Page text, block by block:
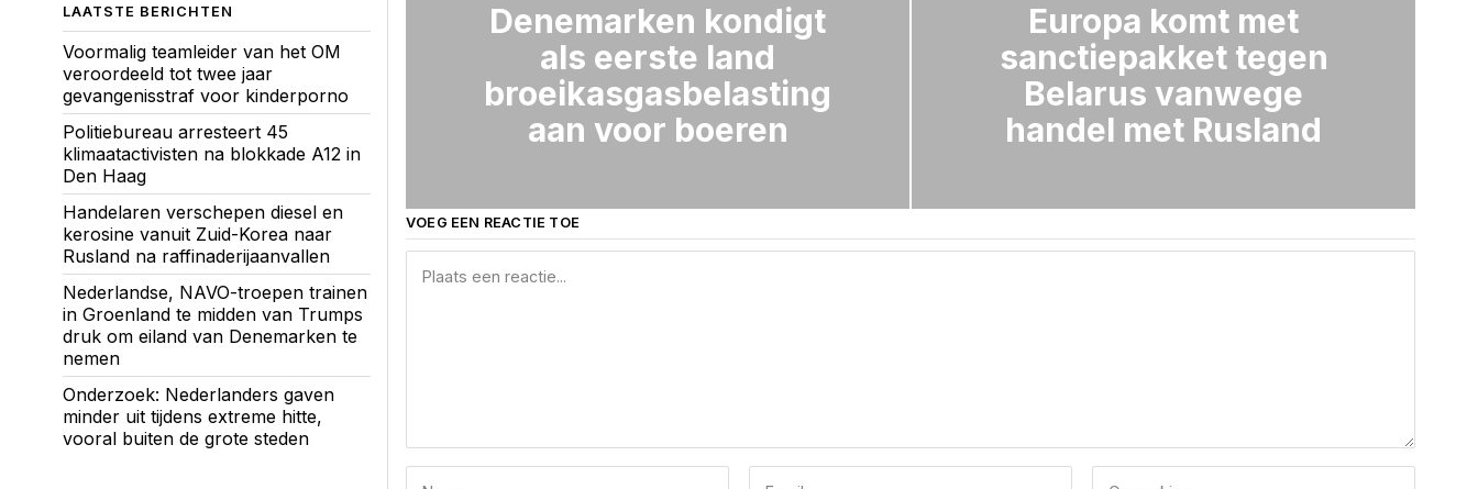
Denemarken kondigt
als eerste land
broeikasgasbelasting
aan voor boeren
Europa komt met
sanctiepakket tegen
Belarus vanwege
handel met Rusland
VOEG EEN REACTIE TOE
LAATSTE BERICHTEN
Voormalig teamleider van het OM
veroordeeld tot twee jaar
gevangenisstraf voor kinderporno
Politiebureau arresteert 45
klimaatactivisten na blokkade A12 in
Den Haag
Handelaren verschepen diesel en
kerosine vanuit Zuid-Korea naar
Rusland na raffinaderijaanvallen
Nederlandse, NAVO-troepen trainen
in Groenland te midden van Trumps
druk om eiland van Denemarken te
nemen
Onderzoek: Nederlanders gaven
minder uit tijdens extreme hitte,
vooral buiten de grote steden